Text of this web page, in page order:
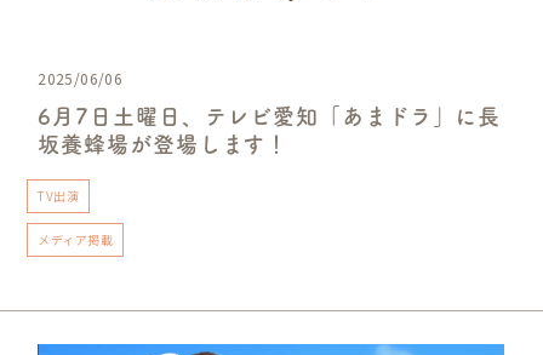
2025/06/06
6月7日土曜日、テレビ愛知「あまドラ」に長
坂養蜂場が登場します！
TV出演
メディア掲載